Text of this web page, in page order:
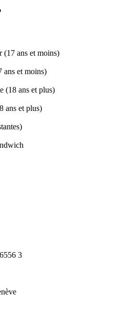
(17 ans et moins)
ans et moins)
(18 ans et plus)
ans et plus)
3